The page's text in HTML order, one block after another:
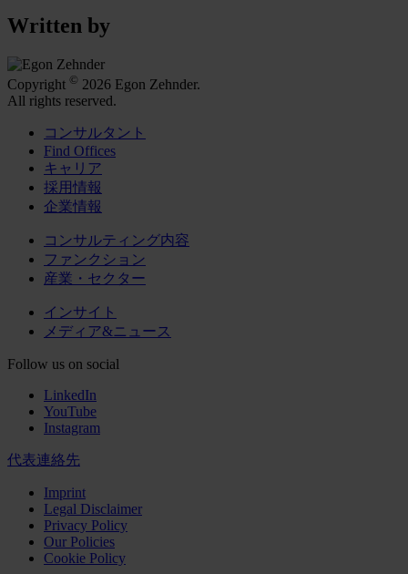
Written by
Copyright © 2026 Egon Zehnder.
All rights reserved.
コンサルタント
Find Offices
キャリア
採用情報
企業情報
コンサルティング内容
ファンクション
産業・セクター
インサイト
メディア&ニュース
Follow us on social
LinkedIn
YouTube
Instagram
代表連絡先
Imprint
Legal Disclaimer
Privacy Policy
Our Policies
Cookie Policy